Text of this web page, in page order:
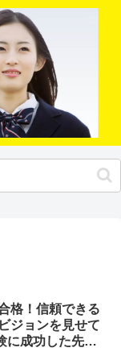
格！信頼できる
ジョンを見せて
に成功した先輩